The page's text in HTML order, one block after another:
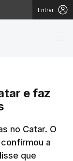
Entrar
e faz
no Catar. O
a
que